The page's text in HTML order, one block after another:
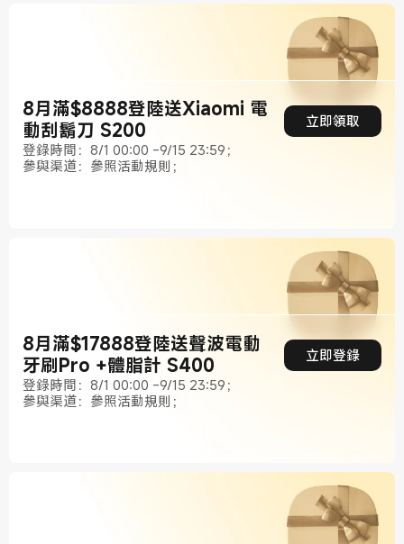
8月滿$8888登陸送Xiaomi 電
動刮鬍刀 S200
立即領取
登錄時間：8/1 00:00 -9/15 23:59；
參與渠道：參照活動規則；
8月滿$17888登陸送聲波電動
牙刷Pro +體脂計 S400
立即登錄
登錄時間：8/1 00:00 -9/15 23:59；
參與渠道：參照活動規則；